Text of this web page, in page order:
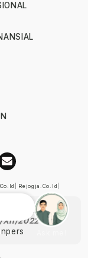
Rejogja.co.id
Pers
XII/2022